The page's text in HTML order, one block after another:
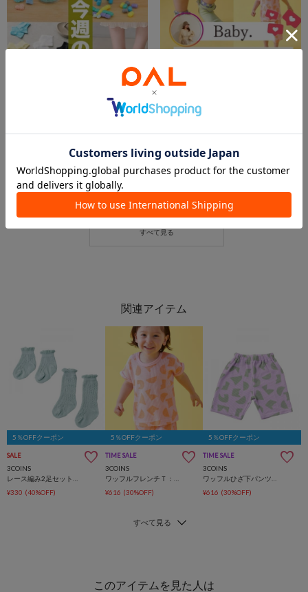
6.1 今週の新商品！
イオン北見店
3COINS+plus イオン北見店
2026.06.01
6/1 Babyアイテムまとめ👦🏻
5％OFFクーポン
SALE
3COINS
¥330 (40%OFF)
5％OFFクーポン
TIME SALE
3COINS
¥616 (30%OFF)
5％OFFクーポン
TIME SALE
3COINS
¥616 (30%OFF)
このアイテムを見た人は